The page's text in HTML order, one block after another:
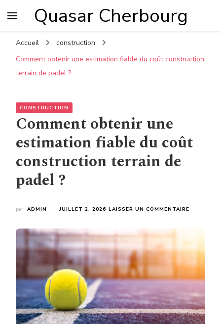
Quasar Cherbourg
Accueil
construction
Comment obtenir une estimation fiable du coût construction
terrain de padel ?
CONSTRUCTION
Comment obtenir une
estimation fiable du coût
construction terrain de
padel ?
par ADMIN JUILLET 2, 2026 LAISSER UN COMMENTAIRE
FIABLE
DE
PADEL
?